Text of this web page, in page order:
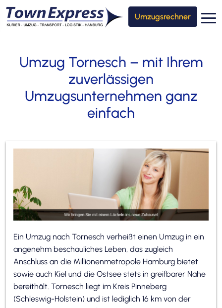
Umzugsrechner
Umzug Tornesch – mit Ihrem
zuverlässigen
Umzugsunternehmen ganz
einfach
Ein Umzug nach Tornesch verheißt einen Umzug in ein
angenehm beschauliches Leben, das zugleich
Anschluss an die Millionenmetropole Hamburg bietet
sowie auch Kiel und die Ostsee stets in greifbarer Nähe
bereithält. Tornesch liegt im Kreis Pinneberg
(Schleswig-Holstein) und ist lediglich 16 km von der